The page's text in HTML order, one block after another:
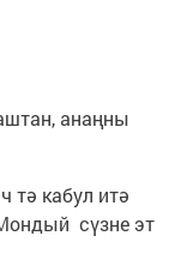
анаңны
тә кабул итә
сүзне эт